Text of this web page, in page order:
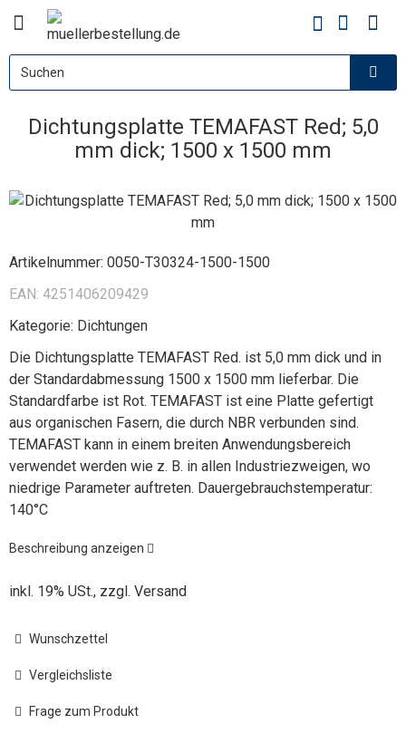
Dichtungsplatte TEMAFAST Red; 5,0
mm dick; 1500 x 1500 mm
Artikelnummer: 0050-T30324-1500-1500
EAN: 4251406209429
Kategorie: Dichtungen
Die Dichtungsplatte TEMAFAST Red. ist 5,0 mm dick und in
der Standardabmessung 1500 x 1500 mm lieferbar. Die
Standardfarbe ist Rot. TEMAFAST ist eine Platte gefertigt
aus organischen Fasern, die durch NBR verbunden sind.
TEMAFAST kann in einem breiten Anwendungsbereich
verwendet werden wie z. B. in allen Industriezweigen, wo
niedrige Parameter auftreten. Dauergebrauchstemperatur:
140°C
Beschreibung anzeigen
inkl. 19% USt., zzgl. Versand
Wunschzettel
Vergleichsliste
Frage zum Produkt